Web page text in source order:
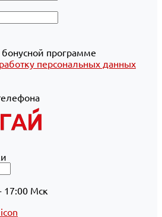
бонусной программе
персональных данных
17:00 Мск